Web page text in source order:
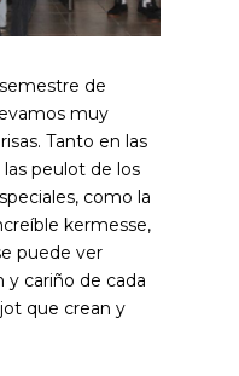
de
muy
Tanto en las
peulot de los
como la
kermesse,
puede ver
y cariño de cada
que crean y